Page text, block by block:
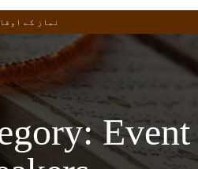
نماز کے
Event